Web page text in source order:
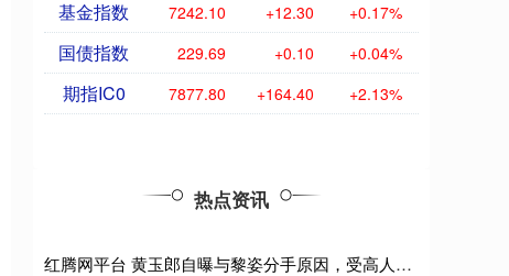
基金指数 7242.10 +12.30 +0.17%
国债指数 229.69 +0.10 +0.04%
期指IC0 7877.80 +164.40 +2.13%
热点资讯
红腾网平台 黄玉郎自曝与黎姿分手原因，受高人指点放弃忘年恋，曾在一起三年